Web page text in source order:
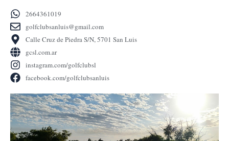
2664361019
golfclubsanluis@gmail.com
Calle Cruz de Piedra S/N, 5701 San Luis
gcsl.com.ar
instagram.com/golfclubsl
facebook.com/golfclubsanluis